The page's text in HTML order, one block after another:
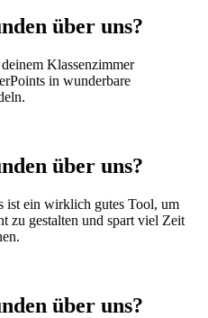
über uns?
Klassenzimmer
in wunderbare
über uns?
ist ein wirklich gutes Tool, um
zu gestalten und spart viel Zeit
über uns?